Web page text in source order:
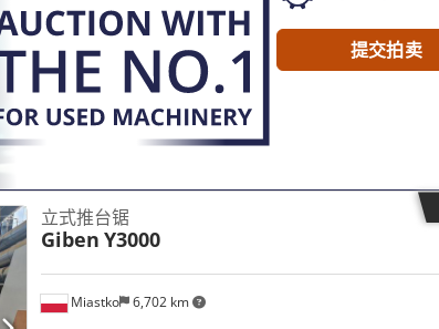
提交拍卖
Miastko 6,702 km
立式推台锯
Giben Y3000